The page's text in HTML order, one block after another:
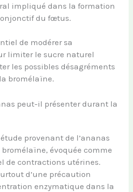
impliqué dans la formation
du fœtus.
de modérer sa
limiter le sucre naturel
les possibles désagréments
bromélaïne.
peut-il présenter durant la
provenant de l’ananas
bromélaïne, évoquée comme
de contractions utérines.
d’une précaution
enzymatique dans la